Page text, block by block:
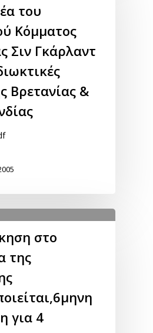
του
Κόμματος
Σιν Γκάρλαντ
Βρετανίας &
στο
της
για 4